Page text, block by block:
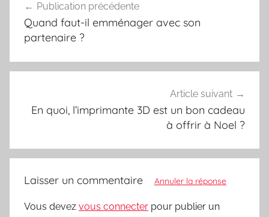
de
l’article
Publication précédente
Quand faut-il emménager avec son
partenaire ?
Article suivant
En quoi, l’imprimante 3D est un bon cadeau
à offrir à Noel ?
Laisser un commentaire Annuler la réponse
Vous devez vous connecter pour publier un